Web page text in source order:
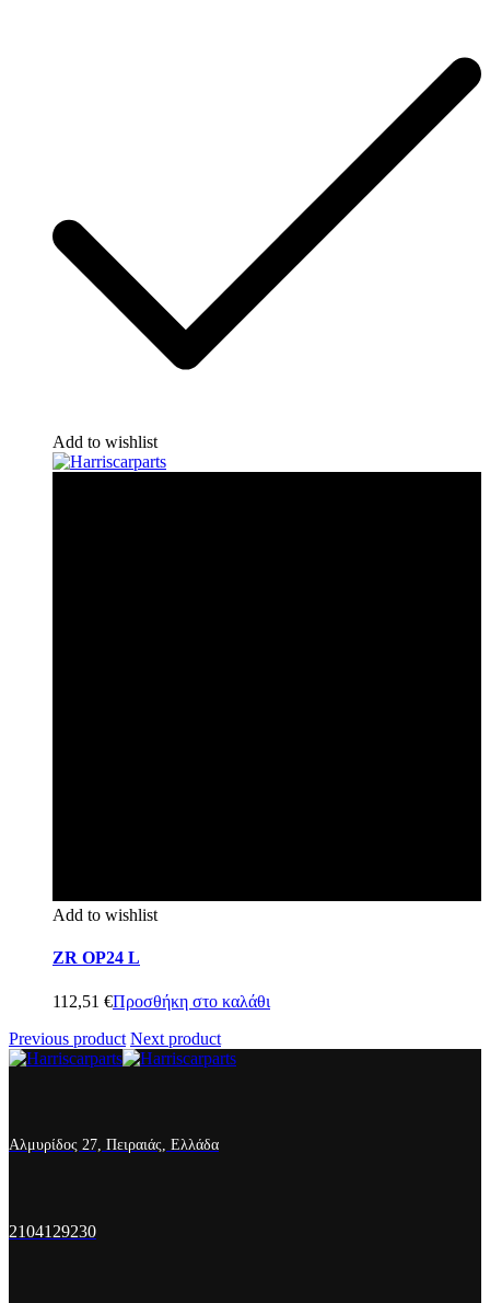
Add to wishlist
Add to wishlist
ZR OP24 L
112,51 €Προσθήκη στο καλάθι
Previous product Next product
Αλμυρίδος 27, Πειραιάς, Ελλάδα
2104129230